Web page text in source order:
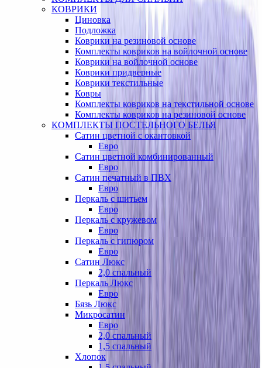
КОВРИКИ
Циновка
Подложка
Коврики на резиновой основе
Комплекты ковриков на войлочной основе
Коврики на войлочной основе
Коврики придверные
Коврики текстильные
Ковры
Комплекты ковриков на текстильной основе
Комплекты ковриков на резиновой основе
КОМПЛЕКТЫ ПОСТЕЛЬНОГО БЕЛЬЯ
Сатин цветной с окантовкой
Евро
Сатин цветной комбинированный
Евро
Сатин печатный в ПВХ
Евро
Перкаль с шитьем
Евро
Перкаль с кружевом
Евро
Перкаль с гипюром
Евро
Сатин Люкс
2,0 спальный
Перкаль Люкс
Евро
Бязь Люкс
Микросатин
Евро
2,0 спальный
1,5 спальный
Хлопок